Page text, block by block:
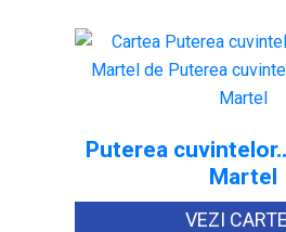
Puterea
Martel
VEZI